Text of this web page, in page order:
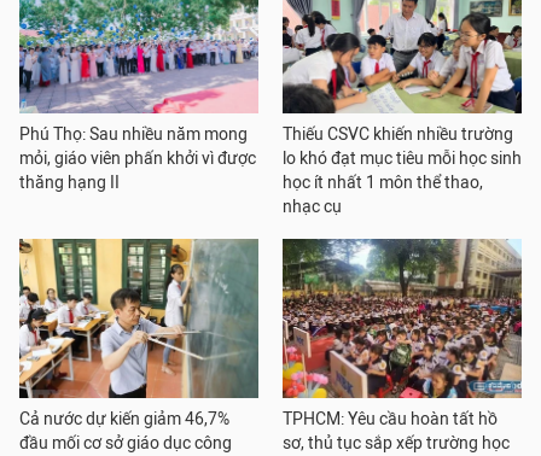
Phú Thọ: Sau nhiều năm mong
mỏi, giáo viên phấn khởi vì được
thăng hạng II
Thiếu CSVC khiến nhiều trường
lo khó đạt mục tiêu mỗi học sinh
học ít nhất 1 môn thể thao,
nhạc cụ
Cả nước dự kiến giảm 46,7%
đầu mối cơ sở giáo dục công
TPHCM: Yêu cầu hoàn tất hồ
sơ, thủ tục sắp xếp trường học